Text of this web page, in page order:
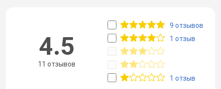
4.5
11 отзывов
9 отзывов
1 отзыв
1 отзыв